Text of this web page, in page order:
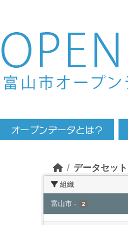
Skip to main content
データセット
組織
富山市 - 2